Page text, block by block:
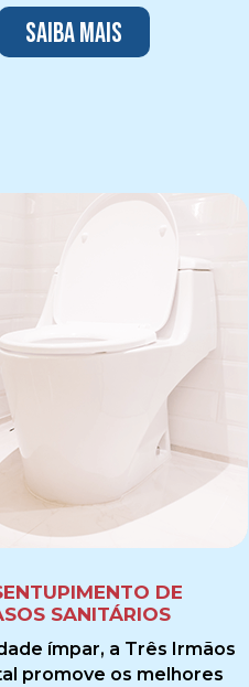
Saiba mais
DE
SANITÁRIOS
ímpar, a Três Irmãos
promove os melhores